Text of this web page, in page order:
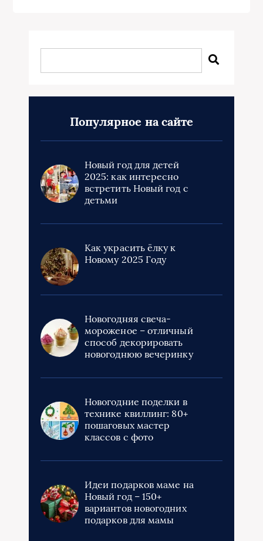
Популярное на сайте
Новый год для детей
2025: как интересно
встретить Новый год с
детьми
Как украсить ёлку к
Новому 2025 Году
Новогодняя свеча-
мороженое – отличный
способ декорировать
новогоднюю вечеринку
Новогодние поделки в
технике квиллинг: 80+
пошаговых мастер
классов с фото
Идеи подарков маме на
Новый год – 150+
вариантов новогодних
подарков для мамы